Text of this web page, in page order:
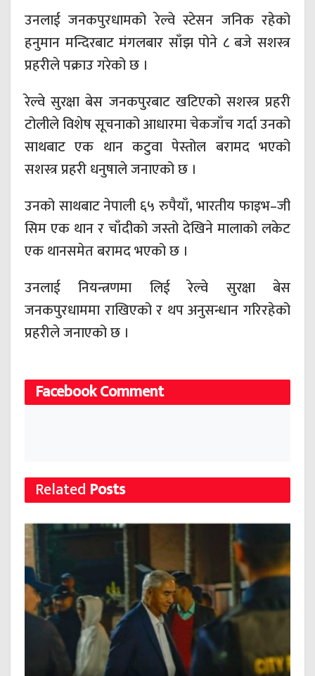
उनलाई जनकपुरधामको रेल्वे स्टेसन जनिक रहेको
हनुमान मन्दिरबाट मंगलबार साँझ पोने ८ बजे सशस्त्र
प्रहरीले पक्राउ गरेको छ ।
रेल्वे सुरक्षा बेस जनकपुरबाट खटिएको सशस्त्र प्रहरी
टोलीले विशेष सूचनाको आधारमा चेकजाँच गर्दा उनको
साथबाट एक थान कटुवा पेस्तोल बरामद भएको
सशस्त्र प्रहरी धनुषाले जनाएको छ ।
उनको साथबाट नेपाली ६५ रुपैयाँ, भारतीय फाइभ–जी
सिम एक थान र चाँदीको जस्तो देखिने मालाको लकेट
एक थानसमेत बरामद भएको छ ।
उनलाई नियन्त्रणमा लिई रेल्वे सुरक्षा बेस
जनकपुरधाममा राखिएको र थप अनुसन्धान गरिरहेको
प्रहरीले जनाएको छ ।
Facebook Comment
Related Posts